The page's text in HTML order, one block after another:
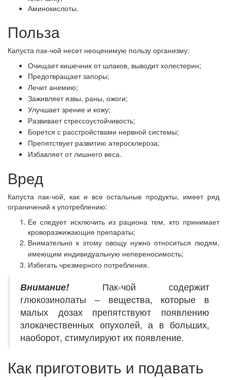
Аминокислоты.
Польза
Капуста пак-чой несет неоценимую пользу организму:
Очищает кишечник от шлаков, выводит холестерин;
Предотвращает запоры;
Лечит анемию;
Заживляет язвы, раны, ожоги;
Улучшает зрение и кожу;
Развивает стрессоустойчивость;
Борется с расстройствами нервной системы;
Препятствует развитию атеросклероза;
Избавляет от лишнего веса.
Вред
Капуста пак-чой, как и все остальные продукты, имеет ряд
ограничений к употреблению:
Ее следует исключить из рациона тем, кто принимает
кроворазжижающие препараты;
Внимательно к этому овощу нужно относиться людям,
имеющим индивидуальную непереносимость;
Избегать чрезмерного потребления.
Внимание!Пак-чой содержит
глюкозинолаты – вещества, которые в
малых дозах препятствуют появлению
злокачественных опухолей, а в больших,
наоборот, стимулируют их появление.
Как приготовить и подавать